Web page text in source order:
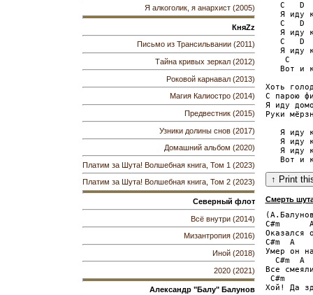
Я алкоголик, я анархист (2005)
КняZz
Письмо из Трансильвании (2011)
Тайна кривых зеркал (2012)
Роковой карнавал (2013)
Магия Калиостро (2014)
Предвестник (2015)
Узники долины снов (2017)
Домашний альбом (2020)
Платим за Шута! Волшебная книга, Том 1 (2023)
Платим за Шута! Волшебная книга, Том 2 (2023)
Северный флот
Всё внутри (2014)
Мизантропия (2016)
Иной (2018)
2020 (2021)
Александр "Балу" Балунов
C   D
Я иду
C   D
Я иду
C   D
Я иду
C
Вот и
Хоть
С парою
Я иду
Руки
Я иду
Я иду
Я иду
Смерть
C#m
Оказался
C#m  A
Умер он
C#m  A
Все
C#m
Хой! Да